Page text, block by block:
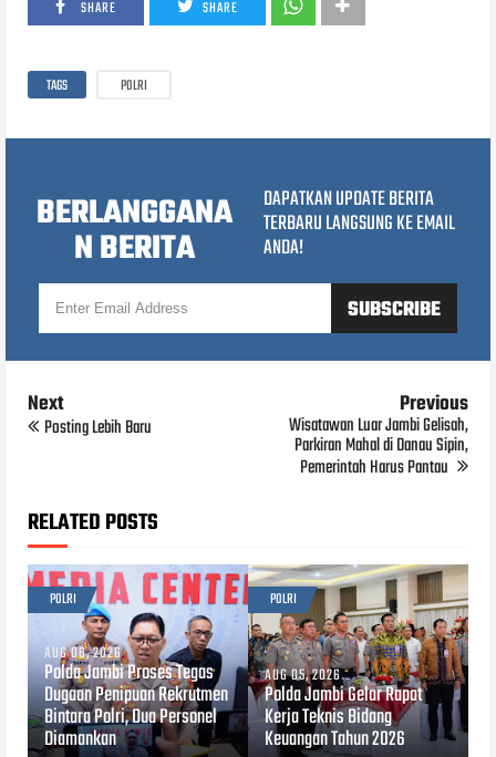
SHARE SHARE
TAGS POLRI
BERLANGGANA
N BERITA
DAPATKAN UPDATE BERITA
TERBARU LANGSUNG KE EMAIL
ANDA!
Next
Posting Lebih Baru
Previous
Wisatawan Luar Jambi Gelisah,
Parkiran Mahal di Danau Sipin,
Pemerintah Harus Pantau
RELATED POSTS
POLRI
AUG 06, 2026
Polda Jambi Proses Tegas
Dugaan Penipuan Rekrutmen
Bintara Polri, Dua Personel
Diamankan
POLRI
AUG 05, 2026
Polda Jambi Gelar Rapat
Kerja Teknis Bidang
Keuangan Tahun 2026